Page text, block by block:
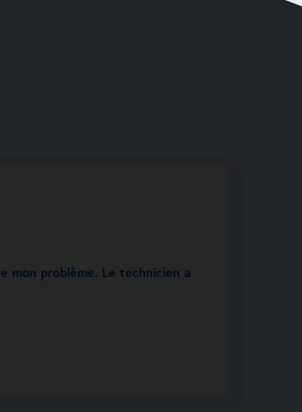
mon problème. Le technicien a